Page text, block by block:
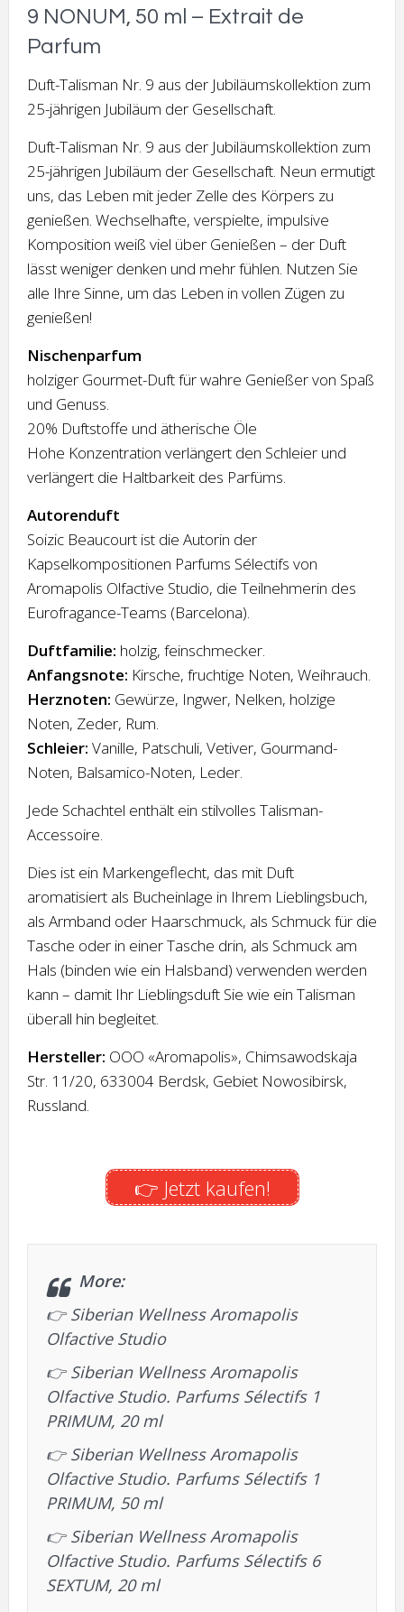
9 NONUM, 50 ml – Extrait de
Parfum
Duft-Talisman Nr. 9 aus der Jubiläumskollektion zum
25-jährigen Jubiläum der Gesellschaft.
Duft-Talisman Nr. 9 aus der Jubiläumskollektion zum
25-jährigen Jubiläum der Gesellschaft. Neun ermutigt
uns, das Leben mit jeder Zelle des Körpers zu
genießen. Wechselhafte, verspielte, impulsive
Komposition weiß viel über Genießen – der Duft
lässt weniger denken und mehr fühlen. Nutzen Sie
alle Ihre Sinne, um das Leben in vollen Zügen zu
genießen!
Nischenparfum
holziger Gourmet-Duft für wahre Genießer von Spaß
und Genuss.
20% Duftstoffe und ätherische Öle
Hohe Konzentration verlängert den Schleier und
verlängert die Haltbarkeit des Parfüms.
Autorenduft
Soizic Beaucourt ist die Autorin der
Kapselkompositionen Parfums Sélectifs von
Aromapolis Olfactive Studio, die Teilnehmerin des
Eurofragance-Teams (Barcelona).
Duftfamilie: holzig, feinschmecker.
Anfangsnote: Kirsche, fruchtige Noten, Weihrauch.
Herznoten: Gewürze, Ingwer, Nelken, holzige
Noten, Zeder, Rum.
Schleier: Vanille, Patschuli, Vetiver, Gourmand-
Noten, Balsamico-Noten, Leder.
Jede Schachtel enthält ein stilvolles Talisman-
Accessoire.
Dies ist ein Markengeflecht, das mit Duft
aromatisiert als Bucheinlage in Ihrem Lieblingsbuch,
als Armband oder Haarschmuck, als Schmuck für die
Tasche oder in einer Tasche drin, als Schmuck am
Hals (binden wie ein Halsband) verwenden werden
kann – damit Ihr Lieblingsduft Sie wie ein Talisman
überall hin begleitet.
Hersteller: OOO «Aromapolis», Chimsawodskaja
Str. 11/20, 633004 Berdsk, Gebiet Nowosibirsk,
Russland.
👉 Jetzt kaufen!
More:
👉 Siberian Wellness Aromapolis
Olfactive Studio
👉 Siberian Wellness Aromapolis
Olfactive Studio. Parfums Sélectifs 1
PRIMUM, 20 ml
👉 Siberian Wellness Aromapolis
Olfactive Studio. Parfums Sélectifs 1
PRIMUM, 50 ml
👉 Siberian Wellness Aromapolis
Olfactive Studio. Parfums Sélectifs 6
SEXTUM, 20 ml